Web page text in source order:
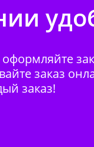
заказ
заказ!